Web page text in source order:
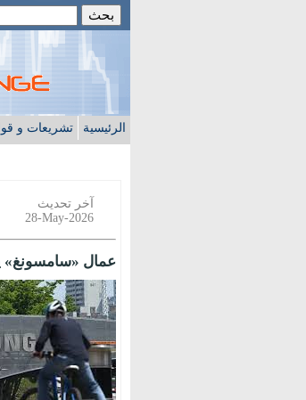
الرئيسية تشريعات و
آخر تحديث
28-May-2026
عمال «سامسونغ»